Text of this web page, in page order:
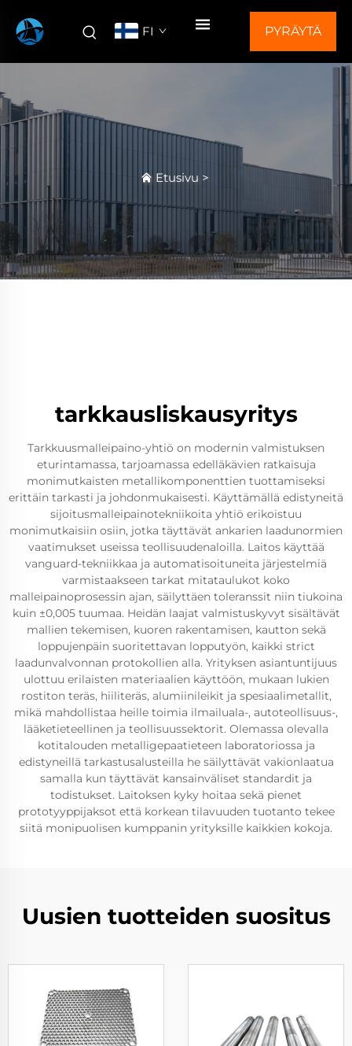
FI PYRÄYTÄ
Etusivu >
tarkkausliskausyritys
Tarkkuusmalleipaino-yhtiö on modernin valmistuksen
eturintamassa, tarjoamassa edelläkävien ratkaisuja
monimutkaisten metallikomponenttien tuottamiseksi
erittäin tarkasti ja johdonmukaisesti. Käyttämällä edistyneitä
sijoitusmalleipainotekniikoita yhtiö erikoistuu
monimutkaisiin osiin, jotka täyttävät ankarien laadunormien
vaatimukset useissa teollisuudenaloilla. Laitos käyttää
vanguard-tekniikkaa ja automatisoituneita järjestelmiä
varmistaakseen tarkat mitataulukot koko
malleipainoprosessin ajan, säilyttäen toleranssit niin tiukoina
kuin ±0,005 tuumaa. Heidän laajat valmistuskyvyt sisältävät
mallien tekemisen, kuoren rakentamisen, kautton sekä
loppujenpäin suoritettavan lopputyön, kaikki strict
laadunvalvonnan protokollien alla. Yrityksen asiantuntijuus
ulottuu erilaisten materiaalien käyttöön, mukaan lukien
rostiton teräs, hiiliteräs, alumiinileikit ja spesiaalimetallit,
mikä mahdollistaa heille toimia ilmailuala-, autoteollisuus-,
lääketieteellinen ja teollisuussektorit. Olemassa olevalla
kotitalouden metalligepaatieteen laboratoriossa ja
edistyneillä tarkastusalusteilla he säilyttävät vakionlaatua
samalla kun täyttävät kansainväliset standardit ja
todistukset. Laitoksen kyky hoitaa sekä pienet
prototyyppijaksot että korkean tilavuuden tuotanto tekee
siitä monipuolisen kumppanin yrityksille kaikkien kokoja.
Uusien tuotteiden suositus